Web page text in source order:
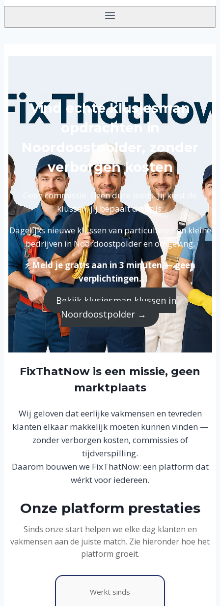
Vind echte klusjesman
opdrachten in
Noordoostpolder, zonder
verborgen kosten
Geen commissie. Geen dure leads. Jij kiest de
klussen, jij bepaalt de prijs.
Dagelijks nieuwe klussen van particulieren en kleine
bedrijven in Noordoostpolder en omgeving.
⚡ Meld je gratis aan in 3 minuten — geen
verplichtingen.
Bekijk klusjesman klussen in
Noordoostpolder →
FixThatNow is een missie, geen
marktplaats
Wij geloven dat eerlijke vakmensen en tevreden
klanten elkaar makkelijk moeten kunnen vinden —
zonder verborgen kosten, commissies of
tijdverspilling.
Daarom bouwen we FixThatNow: een platform dat
wérkt voor iedereen.
Onze platform prestaties
Sinds onze start helpen we elke dag klanten en
vakmensen aan de juiste match. Zie hieronder hoe het
platform groeit.
Werkt sinds